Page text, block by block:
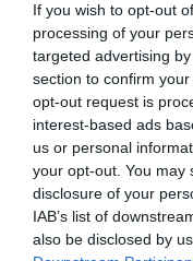
If you wish to opt-out
processing of your
targeted advertising
section to confirm
opt-out request is
interest-based ads
us or personal
your opt-out. You may
disclosure of your
IAB’s list of
also be disclosed by
Newsletter
Κάθε βδομάδα στο
την Τέχνη και τον